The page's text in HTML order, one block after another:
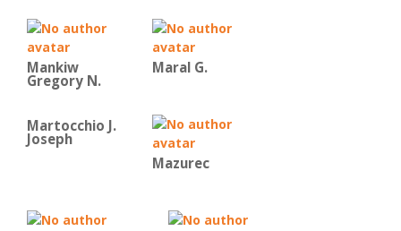
Mankiw
Gregory N.
Maral G.
Martocchio J.
Joseph
Mazurec